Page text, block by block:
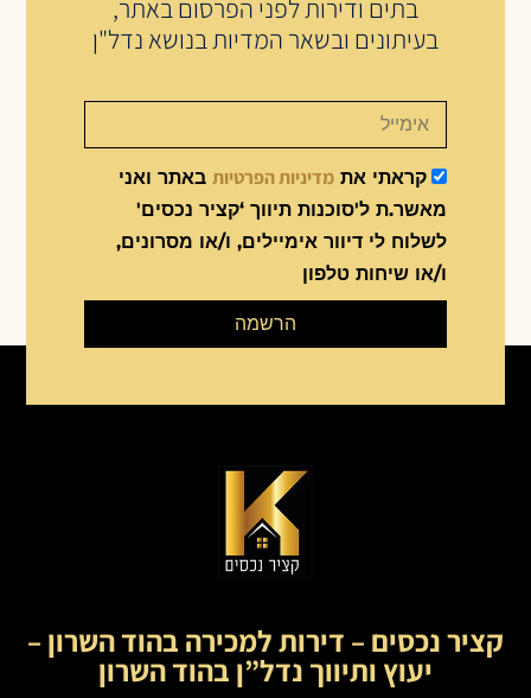
בתים ודירות לפני הפרסום באתר,
בעיתונים ובשאר המדיות בנושא נדל"ן
קראתי את מדיניות הפרטיות באתר ואני
מאשר.ת ל'סוכנות תיווך ‘קציר נכסים'
לשלוח לי דיוור אימיילים, ו/או מסרונים,
ו/או שיחות טלפון
הרשמה
קציר נכסים – דירות למכירה בהוד השרון –
יעוץ ותיווך נדל”ן בהוד השרון